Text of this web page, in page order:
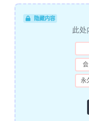
隐藏内容
此处
永